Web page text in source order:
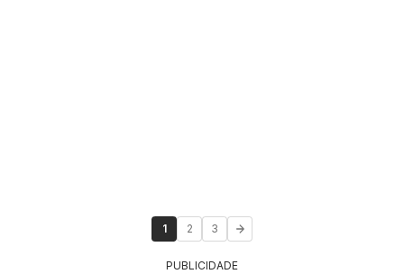
1 2 3
PUBLICIDADE